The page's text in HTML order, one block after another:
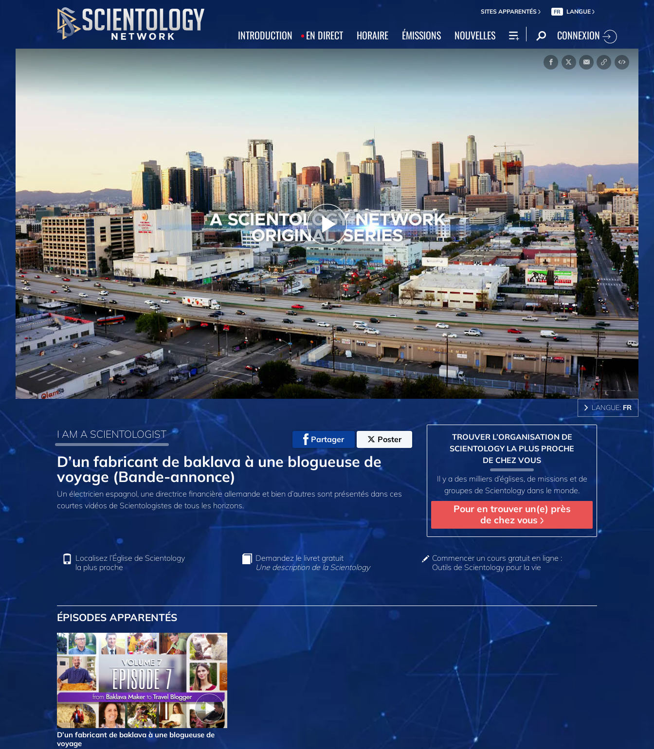
SITES APPARENTÉS FR LANGUE
INTRODUCTION EN DIRECT HORAIRE ÉMISSIONS NOUVELLES CONNEXION
Play
Video
LANGUE: FR
I AM A SCIENTOLOGIST Partager Poster
D’un fabricant de baklava à une blogueuse de
voyage (Bande-annonce)
Un électricien espagnol, une directrice financière allemande et bien d’autres sont présentés dans ces
courtes vidéos de Scientologistes de tous les horizons.
TROUVER L’ORGANISATION DE
SCIENTOLOGY LA PLUS PROCHE
DE CHEZ VOUS
Il y a des milliers d’églises, de missions et de
groupes de Scientology dans le monde.
Pour en trouver un(e) près
de chez vous
Localisez l’Église de Scientology
la plus proche
Demandez le livret gratuit
Une description de la Scientology
Commencer un cours gratuit en ligne :
Outils de Scientology pour la vie
ÉPISODES APPARENTÉS
D’un fabricant de baklava à une blogueuse de
voyage